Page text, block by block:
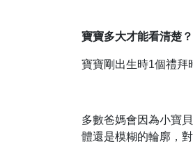
寶寶多大才能看清楚？
寶寶剛出生時1個禮拜
多數爸媽會因為小寶
體還是模糊的輪廓，